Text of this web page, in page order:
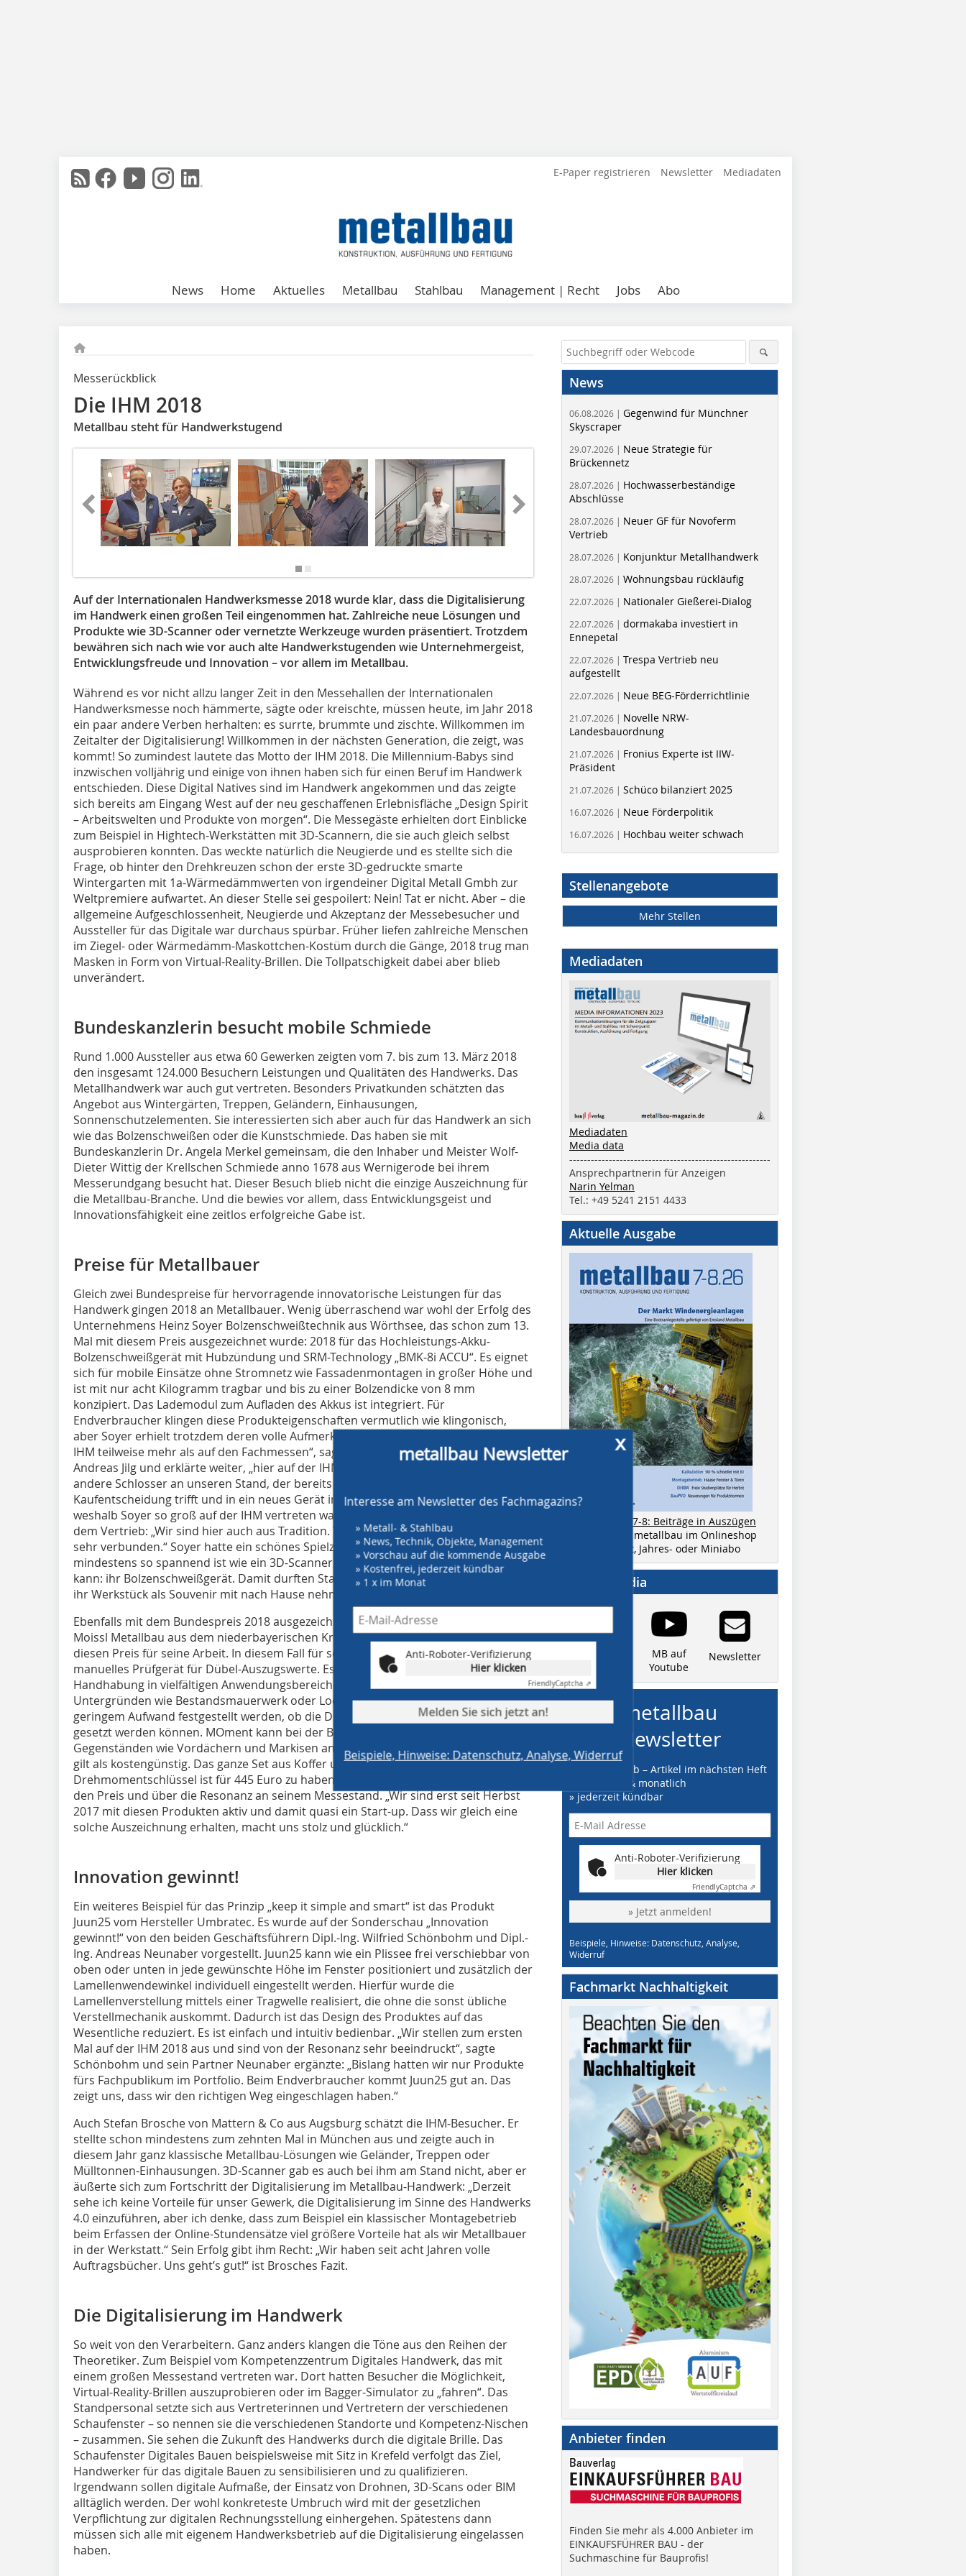
E-Paper registrieren Newsletter Mediadaten
News Home Aktuelles Metallbau Stahlbau Management | Recht Jobs Abo
Messerückblick
Die IHM 2018
Metallbau steht für Handwerkstugend
Fotos: Schlegel
Auf der Internationalen Handwerksmesse 2018 wurde klar, dass die Digitalisierung
im Handwerk einen großen Teil eingenommen hat. Zahlreiche neue Lösungen und
Produkte wie 3D-Scanner oder vernetzte Werkzeuge wurden präsentiert. Trotzdem
bewähren sich nach wie vor auch alte Handwerkstugenden wie Unternehmergeist,
Entwicklungsfreude und Innovation – vor allem im Metallbau.
Während es vor nicht allzu langer Zeit in den Messehallen der Internationalen
Handwerksmesse noch hämmerte, sägte oder kreischte, müssen heute, im Jahr 2018
ein paar andere Verben herhalten: es surrte, brummte und zischte. Willkommen im
Zeitalter der Digitalisierung! Willkommen in der nächsten Generation, die zeigt, was
kommt! So zumindest lautete das Motto der IHM 2018. Die Millennium-Babys sind
inzwischen volljährig und einige von ihnen haben sich für einen Beruf im Handwerk
entschieden. Diese Digital Natives sind im Handwerk angekommen und das zeigte
sich bereits am Eingang West auf der neu geschaffenen Erlebnisfläche „Design Spirit
– Arbeitswelten und Produkte von morgen“. Die Messegäste erhielten dort Einblicke
zum Beispiel in Hightech-Werkstätten mit 3D-Scannern, die sie auch gleich selbst
ausprobieren konnten. Das weckte natürlich die Neugierde und es stellte sich die
Frage, ob hinter den Drehkreuzen schon der erste 3D-gedruckte smarte
Wintergarten mit 1a-Wärmedämmwerten von irgendeiner Digital Metall Gmbh zur
Weltpremiere aufwartet. An dieser Stelle sei gespoilert: Nein! Tat er nicht. Aber – die
allgemeine Aufgeschlossenheit, Neugierde und Akzeptanz der Messebesucher und
Aussteller für das Digitale war durchaus spürbar. Früher liefen zahlreiche Menschen
im Ziegel- oder Wärmedämm-Maskottchen-Kostüm durch die Gänge, 2018 trug man
Masken in Form von Virtual-Reality-Brillen. Die Tollpatschigkeit dabei aber blieb
unverändert.
Bundeskanzlerin besucht mobile Schmiede
Rund 1.000 Aussteller aus etwa 60 Gewerken zeigten vom 7. bis zum 13. März 2018
den insgesamt 124.000 Besuchern Leistungen und Qualitäten des Handwerks. Das
Metallhandwerk war auch gut vertreten. Besonders Privatkunden schätzten das
Angebot aus Wintergärten, Treppen, Geländern, Einhausungen,
Sonnenschutzelementen. Sie interessierten sich aber auch für das Handwerk an sich
wie das Bolzenschweißen oder die Kunstschmiede. Das haben sie mit
Bundeskanzlerin Dr. Angela Merkel gemeinsam, die den Inhaber und Meister Wolf-
Dieter Wittig der Krellschen Schmiede anno 1678 aus Wernigerode bei ihrem
Messerundgang besucht hat. Dieser Besuch blieb nicht die einzige Auszeichnung für
die Metallbau-Branche. Und die bewies vor allem, dass Entwicklungsgeist und
Innovationsfähigkeit eine zeitlos erfolgreiche Gabe ist.
Preise für Metallbauer
Gleich zwei Bundespreise für hervorragende innovatorische Leistungen für das
Handwerk gingen 2018 an Metallbauer. Wenig überraschend war wohl der Erfolg des
Unternehmens Heinz Soyer Bolzenschweißtechnik aus Wörthsee, das schon zum 13.
Mal mit diesem Preis ausgezeichnet wurde: 2018 für das Hochleistungs-Akku-
Bolzenschweißgerät mit Hubzündung und SRM-Technology „BMK-8i ACCU“. Es eignet
sich für mobile Einsätze ohne Stromnetz wie Fassadenmontagen in großer Höhe und
ist mit nur acht Kilogramm tragbar und bis zu einer Bolzendicke von 8 mm
konzipiert. Das Lademodul zum Aufladen des Akkus ist integriert. Für
Endverbraucher klingen diese Produkteigenschaften vermutlich wie klingonisch,
aber Soyer erhielt trotzdem deren volle Aufmerksamkeit. „Wir verkaufen hier auf der
IHM teilweise mehr als auf den Fachmessen“, sagte Forscher und Entwickler Dipl.-Ing.
Andreas Jilg und erklärte weiter, „hier auf der IHM kommt auch mal der ein oder
andere Schlosser an unseren Stand, der bereits vor Ort eine schnelle
Kaufentscheidung trifft und in ein neues Gerät investiert.“ Einen weiteren Grund,
weshalb Soyer so groß auf der IHM vertreten war, nannte Kollege Jürgen Thoma aus
dem Vertrieb: „Wir sind hier auch aus Tradition. Wir fühlen uns mit dieser Messe
sehr verbunden.“ Soyer hatte ein schönes Spielzeug für Besucher dabei, das
mindestens so spannend ist wie ein 3D-Scanner, der Filz-Schlüsselanhänger drucken
kann: ihr Bolzenschweißgerät. Damit durften Standbesucher selbst schweißen und
ihr Werkstück als Souvenir mit nach Hause nehmen.
Ebenfalls mit dem Bundespreis 2018 ausgezeichnet wurde der Betrieb von Johann
Moissl Metallbau aus dem niederbayerischen Kröning. Er erhielt zum ersten Mal
diesen Preis für seine Arbeit. In diesem Fall für sein Produkt „MOment“ – ein
manuelles Prüfgerät für Dübel-Auszugswerte. Es zeichnet sich durch eine einfache
Handhabung in vielfältigen Anwendungsbereichen aus. Gerade bei zweifelhaften
Untergründen wie Bestandsmauerwerk oder Lochziegel kann damit schnell und mit
geringem Aufwand festgestellt werden, ob die Dübel mit ausreichender Haltekraft
gesetzt werden können. MOment kann bei der Befestigung von schweren
Gegenständen wie Vordächern und Markisen an Fassaden verwendet werden und
gilt als kostengünstig. Das ganze Set aus Koffer und allen Adaptern sowie
Drehmomentschlüssel ist für 445 Euro zu haben. Johann Moissl freute sich sehr über
den Preis und über die Resonanz an seinem Messestand. „Wir sind erst seit Herbst
2017 mit diesen Produkten aktiv und damit quasi ein Start-up. Dass wir gleich eine
solche Auszeichnung erhalten, macht uns stolz und glücklich.“
Innovation gewinnt!
Ein weiteres Beispiel für das Prinzip „keep it simple and smart“ ist das Produkt
Juun25 vom Hersteller Umbratec. Es wurde auf der Sonderschau „Innovation
gewinnt!“ von den beiden Geschäftsführern Dipl.-Ing. Wilfried Schönbohm und Dipl.-
Ing. Andreas Neunaber vorgestellt. Juun25 kann wie ein Plissee frei verschiebbar von
oben oder unten in jede gewünschte Höhe im Fenster positioniert und zusätzlich der
Lamellenwendewinkel individuell eingestellt werden. Hierfür wurde die
Lamellenverstellung mittels einer Tragwelle realisiert, die ohne die sonst übliche
Verstellmechanik auskommt. Dadurch ist das Design des Produktes auf das
Wesentliche reduziert. Es ist einfach und intuitiv bedienbar. „Wir stellen zum ersten
Mal auf der IHM 2018 aus und sind von der Resonanz sehr beeindruckt“, sagte
Schönbohm und sein Partner Neunaber ergänzte: „Bislang hatten wir nur Produkte
fürs Fachpublikum im Portfolio. Beim Endverbraucher kommt Juun25 gut an. Das
zeigt uns, dass wir den richtigen Weg eingeschlagen haben.“
Auch Stefan Brosche von Mattern & Co aus Augsburg schätzt die IHM-Besucher. Er
stellte schon mindestens zum zehnten Mal in München aus und zeigte auch in
diesem Jahr ganz klassische Metallbau-Lösungen wie Geländer, Treppen oder
Mülltonnen-Einhausungen. 3D-Scanner gab es auch bei ihm am Stand nicht, aber er
äußerte sich zum Fortschritt der Digitalisierung im Metallbau-Handwerk: „Derzeit
sehe ich keine Vorteile für unser Gewerk, die Digitalisierung im Sinne des Handwerks
4.0 einzuführen, aber ich denke, dass zum Beispiel ein klassischer Montagebetrieb
beim Erfassen der Online-Stundensätze viel größere Vorteile hat als wir Metallbauer
in der Werkstatt.“ Sein Erfolg gibt ihm Recht: „Wir haben seit acht Jahren volle
Auftragsbücher. Uns geht’s gut!“ ist Brosches Fazit.
Die Digitalisierung im Handwerk
So weit von den Verarbeitern. Ganz anders klangen die Töne aus den Reihen der
Theoretiker. Zum Beispiel vom Kompetenzzentrum Digitales Handwerk, das mit
einem großen Messestand vertreten war. Dort hatten Besucher die Möglichkeit,
Virtual-Reality-Brillen auszuprobieren oder im Bagger-Simulator zu „fahren“. Das
Standpersonal setzte sich aus Vertreterinnen und Vertretern der verschiedenen
Schaufenster – so nennen sie die verschiedenen Standorte und Kompetenz-Nischen
– zusammen. Sie sehen die Zukunft des Handwerks durch die digitale Brille. Das
Schaufenster Digitales Bauen beispielsweise mit Sitz in Krefeld verfolgt das Ziel,
Handwerker für das digitale Bauen zu sensibilisieren und zu qualifizieren.
Irgendwann sollen digitale Aufmaße, der Einsatz von Drohnen, 3D-Scans oder BIM
alltäglich werden. Der wohl konkreteste Umbruch wird mit der gesetzlichen
Verpflichtung zur digitalen Rechnungsstellung einhergehen. Spätestens dann
müssen sich alle mit eigenem Handwerksbetrieb auf die Digitalisierung eingelassen
haben.
x
metallbau Newsletter
Interesse am Newsletter des Fachmagazins?
» Metall- & Stahlbau
» News, Technik, Objekte, Management
» Vorschau auf die kommende Ausgabe
» Kostenfrei, jederzeit kündbar
» 1 x im Monat
Anti-Roboter-Verifizierung
Hier klicken
FriendlyCaptcha ⇗
Melden Sie sich jetzt an!
Beispiele, Hinweise: Datenschutz, Analyse, Widerruf
News
06.08.2026 | Gegenwind für Münchner
Skyscraper
29.07.2026 | Neue Strategie für
Brückennetz
28.07.2026 | Hochwasserbeständige
Abschlüsse
28.07.2026 | Neuer GF für Novoferm
Vertrieb
28.07.2026 | Konjunktur Metallhandwerk
28.07.2026 | Wohnungsbau rückläufig
22.07.2026 | Nationaler Gießerei-Dialog
22.07.2026 | dormakaba investiert in
Ennepetal
22.07.2026 | Trespa Vertrieb neu
aufgestellt
22.07.2026 | Neue BEG-Förderrichtlinie
21.07.2026 | Novelle NRW-
Landesbauordnung
21.07.2026 | Fronius Experte ist IIW-
Präsident
21.07.2026 | Schüco bilanziert 2025
16.07.2026 | Neue Förderpolitik
16.07.2026 | Hochbau weiter schwach
Stellenangebote
Mehr Stellen
Mediadaten
Mediadaten
Media data
--------------------------------------------------------
Ansprechpartnerin für Anzeigen
Narin Yelman
Tel.: +49 5241 2151 4433
Aktuelle Ausgabe
zur Ausgabe 7-8: Beiträge in Auszügen
Bestellen Sie metallbau im Onlineshop
als Einzelheft, Jahres- oder Miniabo
Social Media
MB auf
Youtube
Newsletter
metallbau
Newsletter
» Online vorab – Artikel im nächsten Heft
» kostenfrei & monatlich
» jederzeit kündbar
Anti-Roboter-Verifizierung
Hier klicken
FriendlyCaptcha ⇗
» Jetzt anmelden!
Beispiele, Hinweise: Datenschutz, Analyse,
Widerruf
Fachmarkt Nachhaltigkeit
Anbieter finden
Finden Sie mehr als 4.000 Anbieter im
EINKAUFSFÜHRER BAU - der
Suchmaschine für Bauprofis!